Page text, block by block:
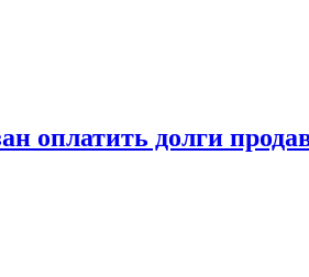
оплатить долги